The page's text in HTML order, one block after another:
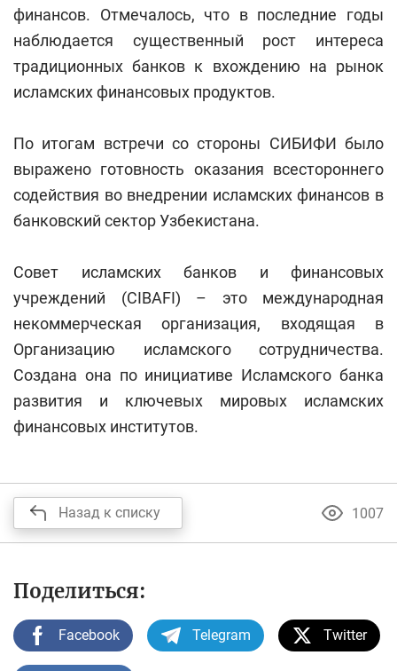
финансов. Отмечалось, что в последние годы
наблюдается существенный рост интереса
традиционных банков к вхождению на рынок
исламских финансовых продуктов.
По итогам встречи со стороны СИБИФИ было
выражено готовность оказания всестороннего
содействия во внедрении исламских финансов в
банковский сектор Узбекистана.
Совет исламских банков и финансовых
учреждений (CIBAFI) – это международная
некоммерческая организация, входящая в
Организацию исламского сотрудничества.
Создана она по инициативе Исламского банка
развития и ключевых мировых исламских
финансовых институтов.
Назад к списку 1007
Поделиться:
Facebook Telegram Twitter